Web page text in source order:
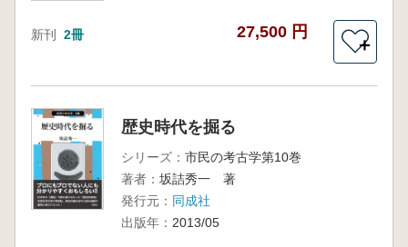
新刊 2冊 27,500 円
＋
歴史時代を掘る
シリーズ： 市民の考古学第10巻
著者： 坂詰秀一 著
発行元： 同成社
出版年： 2013/05